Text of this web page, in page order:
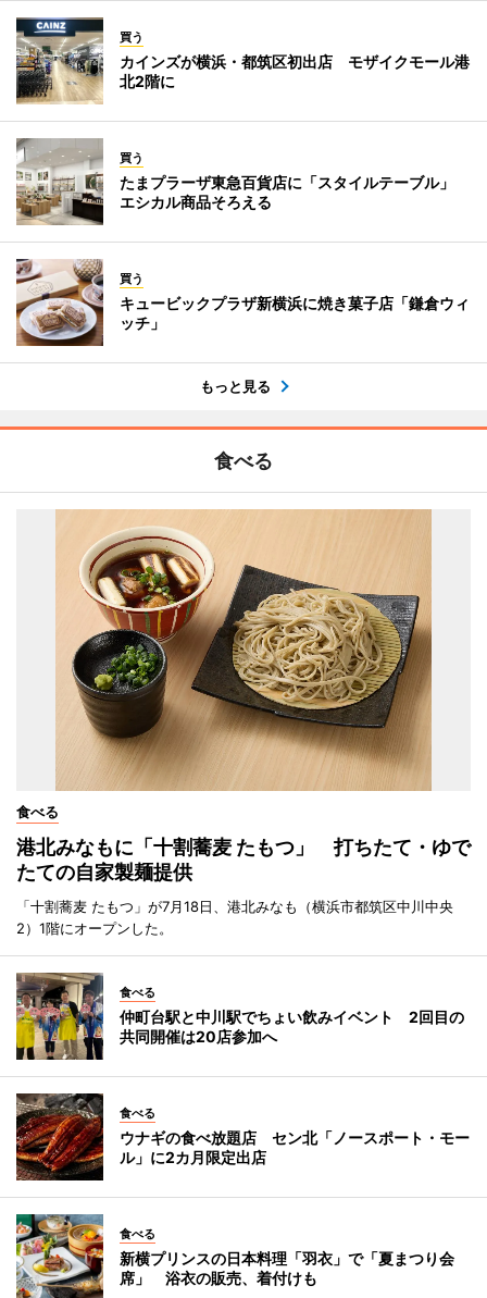
買う
カインズが横浜・都筑区初出店 モザイクモール港
北2階に
買う
たまプラーザ東急百貨店に「スタイルテーブル」
エシカル商品そろえる
買う
キュービックプラザ新横浜に焼き菓子店「鎌倉ウィ
ッチ」
もっと見る
食べる
食べる
港北みなもに「十割蕎麦 たもつ」 打ちたて・ゆで
たての自家製麺提供
「十割蕎麦 たもつ」が7月18日、港北みなも（横浜市都筑区中川中央
2）1階にオープンした。
食べる
仲町台駅と中川駅でちょい飲みイベント 2回目の
共同開催は20店参加へ
食べる
ウナギの食べ放題店 セン北「ノースポート・モー
ル」に2カ月限定出店
食べる
新横プリンスの日本料理「羽衣」で「夏まつり会
席」 浴衣の販売、着付けも